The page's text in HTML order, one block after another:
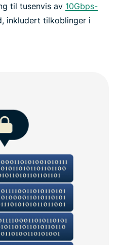
til tusenvis av 10Gbps-
inkludert tilkoblinger i